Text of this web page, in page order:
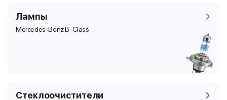
Лампы
Mercedes-Benz B-Class
Стеклоочистители